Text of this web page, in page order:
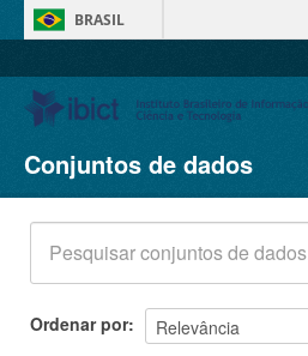
BRASIL
Conjuntos de dados
Organizações
Grupos
Sobre
Conjuntos de dados
Ordenar por